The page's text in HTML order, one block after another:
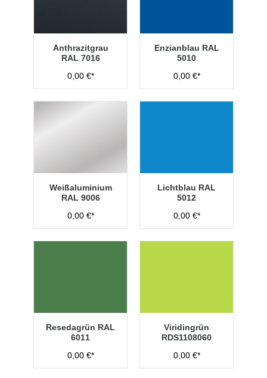
Anthrazitgrau
RAL 7016
0,00 €*
Enzianblau RAL
5010
0,00 €*
Weißaluminium
RAL 9006
0,00 €*
Lichtblau RAL
5012
0,00 €*
Resedagrün RAL
6011
0,00 €*
Viridingrün
RDS1108060
0,00 €*